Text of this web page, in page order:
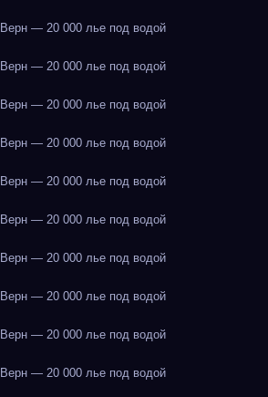
— 20 000 лье под водой
— 20 000 лье под водой
— 20 000 лье под водой
— 20 000 лье под водой
— 20 000 лье под водой
— 20 000 лье под водой
— 20 000 лье под водой
— 20 000 лье под водой
— 20 000 лье под водой
— 20 000 лье под водой